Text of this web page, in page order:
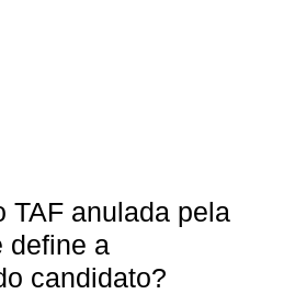
TAF anulada pela
define a
candidato?